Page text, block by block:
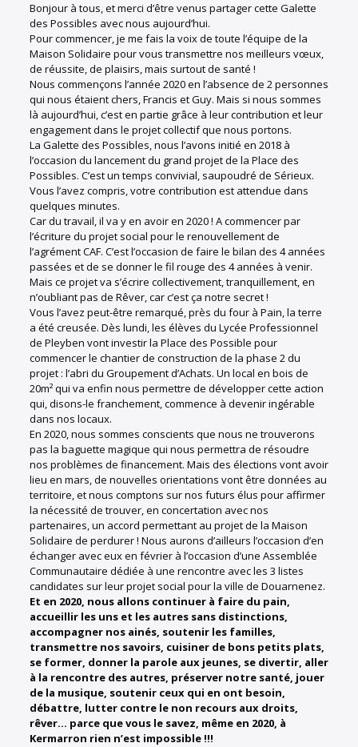
Bonjour à tous, et merci d’être venus partager cette Galette
des Possibles avec nous aujourd’hui.
Pour commencer, je me fais la voix de toute l’équipe de la
Maison Solidaire pour vous transmettre nos meilleurs vœux,
de réussite, de plaisirs, mais surtout de santé !
Nous commençons l’année 2020 en l’absence de 2 personnes
qui nous étaient chers, Francis et Guy. Mais si nous sommes
là aujourd’hui, c’est en partie grâce à leur contribution et leur
engagement dans le projet collectif que nous portons.
La Galette des Possibles, nous l’avons initié en 2018 à
l’occasion du lancement du grand projet de la Place des
Possibles. C’est un temps convivial, saupoudré de Sérieux.
Vous l’avez compris, votre contribution est attendue dans
quelques minutes.
Car du travail, il va y en avoir en 2020 ! A commencer par
l’écriture du projet social pour le renouvellement de
l’agrément CAF. C’est l’occasion de faire le bilan des 4 années
passées et de se donner le fil rouge des 4 années à venir.
Mais ce projet va s’écrire collectivement, tranquillement, en
n’oubliant pas de Rêver, car c’est ça notre secret !
Vous l’avez peut-être remarqué, près du four à Pain, la terre
a été creusée. Dès lundi, les élèves du Lycée Professionnel
de Pleyben vont investir la Place des Possible pour
commencer le chantier de construction de la phase 2 du
projet : l’abri du Groupement d’Achats. Un local en bois de
20m² qui va enfin nous permettre de développer cette action
qui, disons-le franchement, commence à devenir ingérable
dans nos locaux.
En 2020, nous sommes conscients que nous ne trouverons
pas la baguette magique qui nous permettra de résoudre
nos problèmes de financement. Mais des élections vont avoir
lieu en mars, de nouvelles orientations vont être données au
territoire, et nous comptons sur nos futurs élus pour affirmer
la nécessité de trouver, en concertation avec nos
partenaires, un accord permettant au projet de la Maison
Solidaire de perdurer ! Nous aurons d’ailleurs l’occasion d’en
échanger avec eux en février à l’occasion d’une Assemblée
Communautaire dédiée à une rencontre avec les 3 listes
candidates sur leur projet social pour la ville de Douarnenez.
Et en 2020, nous allons continuer à faire du pain,
accueillir les uns et les autres sans distinctions,
accompagner nos ainés, soutenir les familles,
transmettre nos savoirs, cuisiner de bons petits plats,
se former, donner la parole aux jeunes, se divertir, aller
à la rencontre des autres, préserver notre santé, jouer
de la musique, soutenir ceux qui en ont besoin,
débattre, lutter contre le non recours aux droits,
rêver… parce que vous le savez, même en 2020, à
Kermarron rien n’est impossible !!!